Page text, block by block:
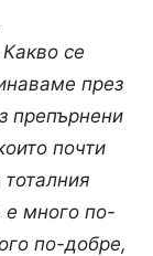
се
през
препърнени
почти
много по-
по-добре,